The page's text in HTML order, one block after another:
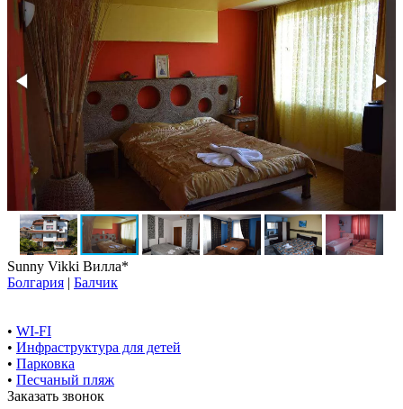
Sunny Vikki Вилла*
Болгария | Балчик
• WI-FI
• Инфраструктура для детей
• Парковка
• Песчаный пляж
Заказать звонок